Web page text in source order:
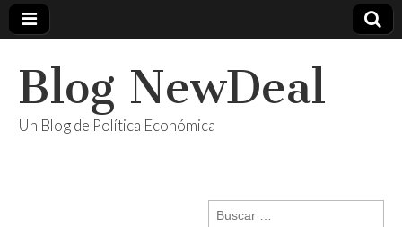
Blog NewDeal
Un Blog de Política Económica
Buscar: